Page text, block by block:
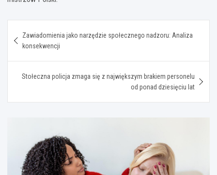
wpisu
Zawiadomienia jako narzędzie społecznego nadzoru: Analiza
konsekwencji
Stołeczna policja zmaga się z największym brakiem personelu
od ponad dziesięciu lat